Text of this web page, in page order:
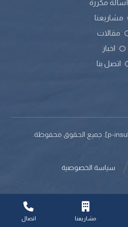
أسألة مكررة
مشاريعنا
مقالات
اخبار
اتصل بنا
سياسة الخصوصية
مشاريعنا اتصال